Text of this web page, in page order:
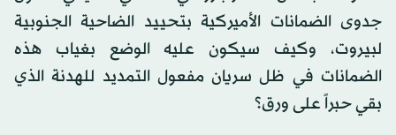
جدوى الضمانات الأميركية بتحييد الضاحية الجنوبية
لبيروت، وكيف سيكون عليه الوضع بغياب هذه
الضمانات في ظل سريان مفعول التمديد للهدنة الذي
بقي حبراً على ورق؟